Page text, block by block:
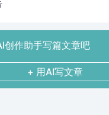
创作助手写篇文章吧
+ 用AI写文章